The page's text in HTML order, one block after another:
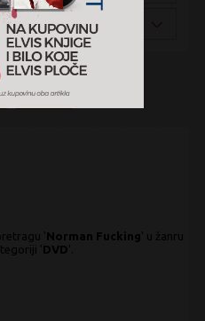
DVD x
'Norman Fucking' u žanru
'DVD'.